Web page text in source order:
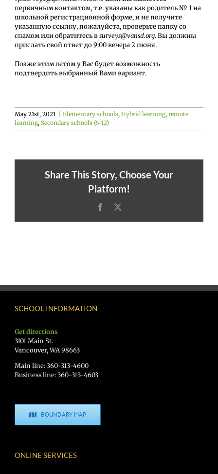
первичным контактом, т.е. указаны как родитель № 1 на
школьной регистрационной форме, и не получите
указанную ссылку, пожалуйста, проверьте папку со
спамом или обратитесь вsurveys@vansd.org. Вы должны
прислать свой ответ до 9:00 вечера 2 июня.
Позже этим летом у Вас будет возможность
подтвердить выбранный Вами вариант.
May 21st, 2021 Elementary schools, Hybrid learning, remote
learning, Secondary schools (6-12)
Share This Story, Choose Your
Platform!
Facebook
SCHOOL INFORMATION
Get directions
3101 Main St.
Vancouver, WA 98663
Main line: 360-313-4600
Business line: 360-313-4603
BOUNDARY MAP
ONLINE SERVICES